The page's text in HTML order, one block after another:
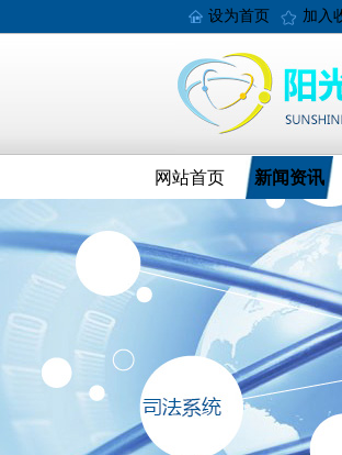
设为首页 加入
网站首页 新闻资讯